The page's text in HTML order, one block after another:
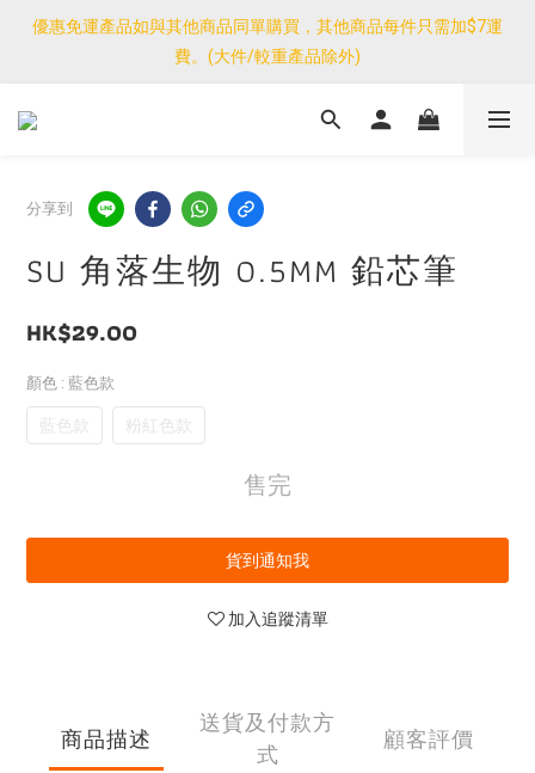
優惠免運產品如與其他商品同單購買，其他商品每件只需加$7運
費。(大件/較重產品除外)
優惠免運產品如與其他商品同單購買，其他商品每件只需加$7運
費。(大件/較重產品除外)
<公告>感謝支持！我們團隊由30/7~12/8外訪搜羅新產品，期間網
優惠免運產品如與其他商品同單購買，其他商品每件只需加$7運
費。(大件/較重產品除外)
分享到
SU 角落生物 0.5MM 鉛芯筆
HK$29.00
顏色 : 藍色款
藍色款 粉紅色款
售完
貨到通知我
加入追蹤清單
商品描述
送貨及付款方
式
顧客評價